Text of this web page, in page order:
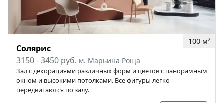
100 м2
Солярис
3150 - 3450 руб. м. Марьина Роща
Зал с декорациями различных форм и цветов с панорамным
окном и высокими потолками. Все фигуры легко
передвигаются по залу.